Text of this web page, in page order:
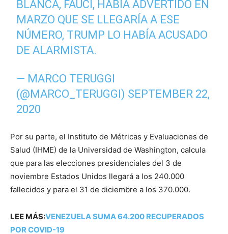
BLANCA, FAUCI, HABÍA ADVERTIDO EN
MARZO QUE SE LLEGARÍA A ESE
NÚMERO, TRUMP LO HABÍA ACUSADO
DE ALARMISTA.
— MARCO TERUGGI
(@MARCO_TERUGGI) SEPTEMBER 22,
2020
Por su parte, el Instituto de Métricas y Evaluaciones de
Salud (IHME) de la Universidad de Washington, calcula
que para las elecciones presidenciales del 3 de
noviembre Estados Unidos llegará a los 240.000
fallecidos y para el 31 de diciembre a los 370.000.
LEE MÁS:VENEZUELA SUMA 64.200 RECUPERADOS
POR COVID-19